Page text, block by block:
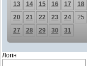
13
14 15 16 17 18
20
21 22 23 24 25
27
28 29 30 31
Логін